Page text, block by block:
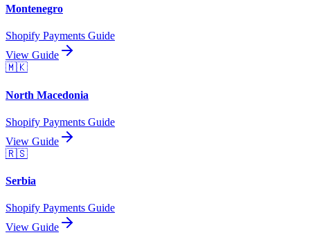
Montenegro
Shopify Payments Guide
View Guide
🇲🇰
North Macedonia
Shopify Payments Guide
View Guide
🇷🇸
Serbia
Shopify Payments Guide
View Guide